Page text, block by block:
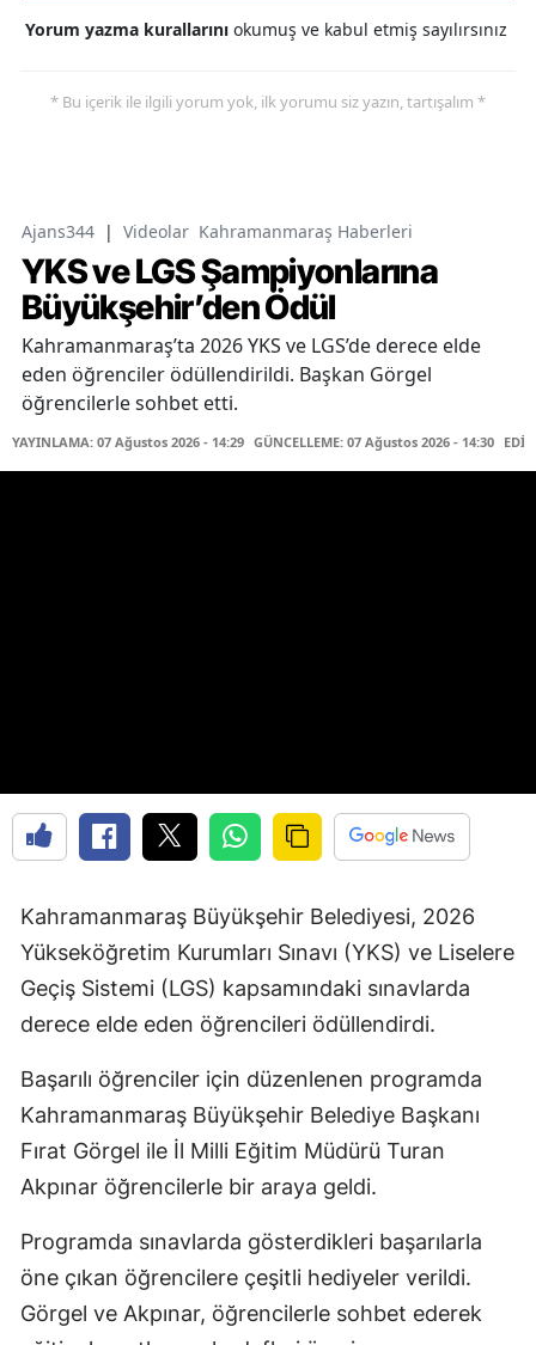
Yorum yazma kurallarını okumuş ve kabul etmiş sayılırsınız
* Bu içerik ile ilgili yorum yok, ilk yorumu siz yazın, tartışalım *
Ajans344 | Videolar Kahramanmaraş Haberleri
YKS ve LGS Şampiyonlarına
Büyükşehir’den Ödül
Kahramanmaraş’ta 2026 YKS ve LGS’de derece elde
eden öğrenciler ödüllendirildi. Başkan Görgel
öğrencilerle sohbet etti.
YAYINLAMA: 07 Ağustos 2026 - 14:29 GÜNCELLEME: 07 Ağustos 2026 - 14:30
Kahramanmaraş Büyükşehir Belediyesi, 2026
Yükseköğretim Kurumları Sınavı (YKS) ve Liselere
Geçiş Sistemi (LGS) kapsamındaki sınavlarda
derece elde eden öğrencileri ödüllendirdi.
Başarılı öğrenciler için düzenlenen programda
Kahramanmaraş Büyükşehir Belediye Başkanı
Fırat Görgel ile İl Milli Eğitim Müdürü Turan
Akpınar öğrencilerle bir araya geldi.
Programda sınavlarda gösterdikleri başarılarla
öne çıkan öğrencilere çeşitli hediyeler verildi.
Görgel ve Akpınar, öğrencilerle sohbet ederek